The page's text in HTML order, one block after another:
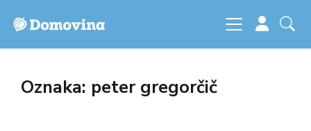
Oznaka: peter gregorčič